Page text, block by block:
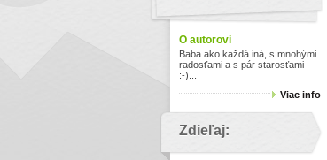
O autorovi
Baba ako každá iná, s mnohými
radosťami a s pár starosťami
:-)...
Viac info
Zdieľaj: